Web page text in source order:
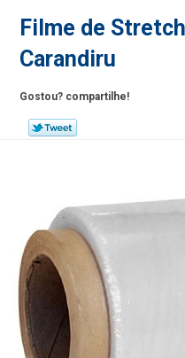
Filme de
Carandiru
Gostou? compartilhe!